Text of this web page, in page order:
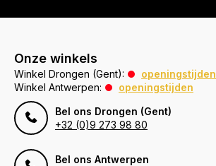
Onze winkels
Winkel Drongen (Gent):
openingstijden
Winkel Antwerpen:
openingstijden
Bel ons Drongen (Gent)
+32 (0)9 273 98 80
Bel ons Antwerpen